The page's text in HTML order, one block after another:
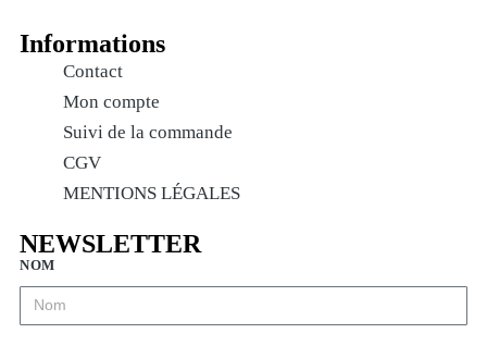
Informations
Contact
Mon compte
Suivi de la commande
CGV
MENTIONS LÉGALES
NEWSLETTER
NOM